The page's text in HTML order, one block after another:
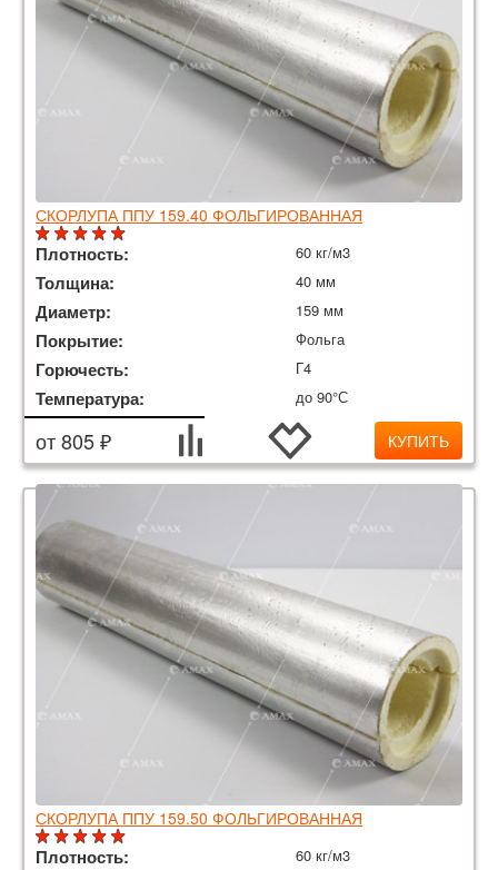
СКОРЛУПА ППУ 159.40 ФОЛЬГИРОВАННАЯ
Плотность: 60 кг/м3
Толщина: 40 мм
Диаметр: 159 мм
Покрытие: Фольга
Горючесть: Г4
Температура: до 90°С
от 805 ₽ КУПИТЬ
СКОРЛУПА ППУ 159.50 ФОЛЬГИРОВАННАЯ
Плотность: 60 кг/м3